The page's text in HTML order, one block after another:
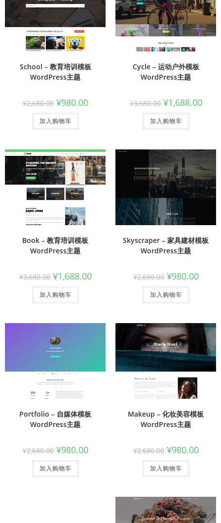
School – 教育培训模板
WordPress主题
¥2,680.00 ¥980.00
加入购物车
Cycle – 运动户外模板
WordPress主题
¥3,680.00 ¥1,688.00
加入购物车
Book – 教育培训模板
WordPress主题
¥3,680.00 ¥1,688.00
加入购物车
Skyscraper – 家具建材模板
WordPress主题
¥2,680.00 ¥980.00
加入购物车
Portfolio – 自媒体模板
WordPress主题
¥2,680.00 ¥980.00
加入购物车
Makeup – 化妆美容模板
WordPress主题
¥2,680.00 ¥980.00
加入购物车